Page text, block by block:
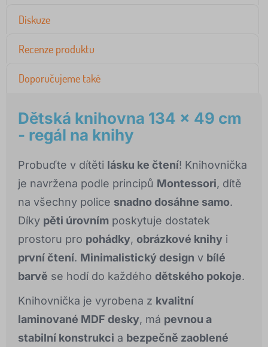
Diskuze
Recenze produktu
Doporučujeme také
Dětská knihovna 134 x 49 cm
- regál na knihy
Probuďte v dítěti lásku ke čtení! Knihovnička
je navržena podle principů Montessori, dítě
na všechny police snadno dosáhne samo.
Díky pěti úrovním poskytuje dostatek
prostoru pro pohádky, obrázkové knihy i
první čtení. Minimalistický design v bílé
barvě se hodí do každého dětského pokoje.
Knihovnička je vyrobena z kvalitní
laminované MDF desky, má pevnou a
stabilní konstrukci a bezpečně zaoblené